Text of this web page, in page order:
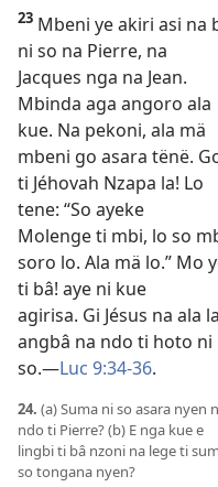
23 Mbeni ye akiri asi na
ni so na Pierre, na
Jacques nga na Jean.
Mbinda aga angoro ala
kue. Na pekoni, ala mä
mbeni go asara tënë.
ti Jéhovah Nzapa la! Lo
tene: “So ayeke
Molenge ti mbi, lo so
soro lo. Ala mä lo.” Mo
ti bâ! aye ni kue
agirisa. Gi Jésus na ala la
angbâ na ndo ti hoto ni
so.—Luc 9:34-36.
24. (a) Suma ni so asara nyen
ndo ti Pierre? (b) E nga kue e
lingbi ti bâ nzoni na lege ti
so tongana nyen?